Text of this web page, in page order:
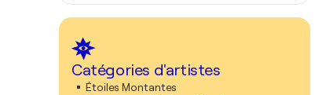
Catégories d'artistes
Étoiles Montantes